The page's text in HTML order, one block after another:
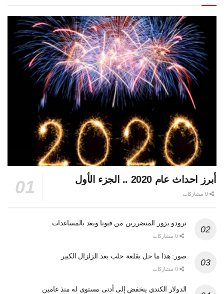
أبرز احداث عام 2020 .. الجزء الأول
ترودو يزور المتضررين من فيونا ويعد بالمساعدات
صور: هذا ما حل بقلعة حلب بعد الزلزال الكبير
الدولار الكندي ينخفض إلى أدنى مستوى له منذ عامين